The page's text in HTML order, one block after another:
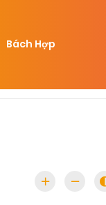
Bách Hợp